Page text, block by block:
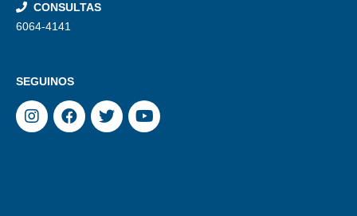
CONSULTAS
6064-4141
SEGUINOS